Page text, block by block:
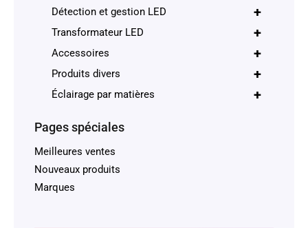
+
Détection et gestion LED
+
Transformateur LED
+
Accessoires
+
Produits divers
+
Éclairage par matières
Pages spéciales
Meilleures ventes
Nouveaux produits
Marques